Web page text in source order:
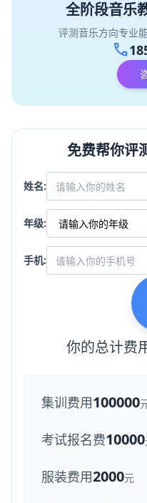
全阶段音乐
评测音乐方向专业
call
免费帮你评
姓名:
年级:
手机:
你的总计费
集训费用100000
考试报名费10000
服装费用2000元